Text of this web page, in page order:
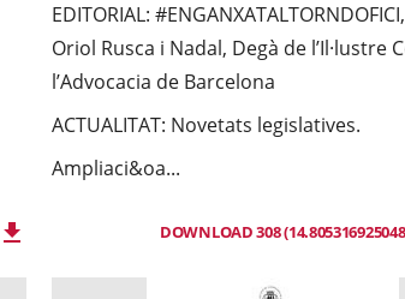
EDITORIAL:
Oriol Rusca i Nadal, Degà de l’Il·lustre
l’Advocacia de Barcelona
ACTUALITAT: Novetats legislatives.
Ampliaci&oa...
DOWNLOAD 308